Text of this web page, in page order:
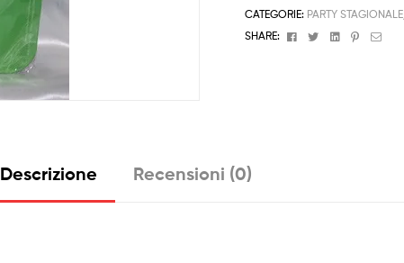
CATEGORIE: PARTY STAGIONALE
SHARE:
FacebookTwitterLinkedinPinterest
Email
Descrizione Recensioni (0)